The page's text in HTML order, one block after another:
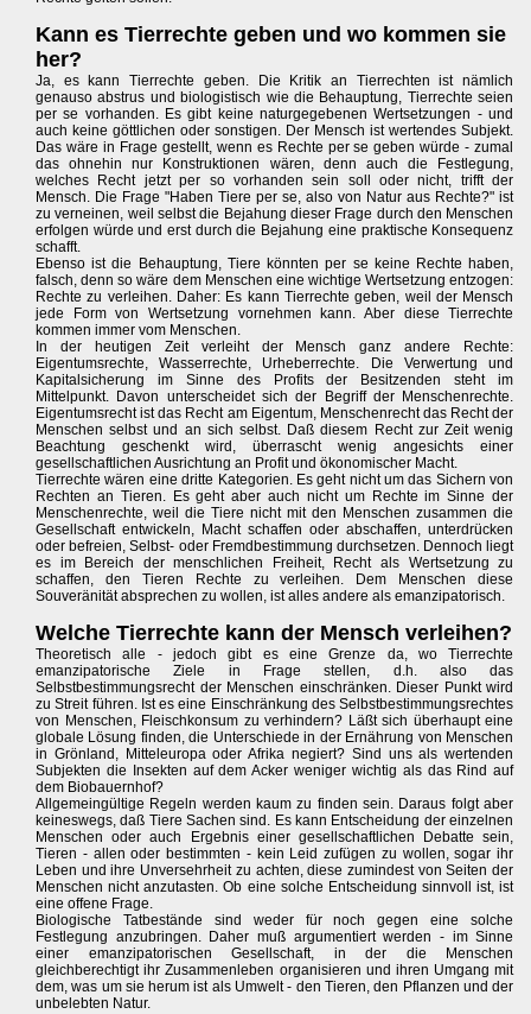
Kann es Tierrechte geben und wo kommen sie
her?
Ja, es kann Tierrechte geben. Die Kritik an Tierrechten ist nämlich
genauso abstrus und biologistisch wie die Behauptung, Tierrechte seien
per se vorhanden. Es gibt keine naturgegebenen Wertsetzungen - und
auch keine göttlichen oder sonstigen. Der Mensch ist wertendes Subjekt.
Das wäre in Frage gestellt, wenn es Rechte per se geben würde - zumal
das ohnehin nur Konstruktionen wären, denn auch die Festlegung,
welches Recht jetzt per so vorhanden sein soll oder nicht, trifft der
Mensch. Die Frage "Haben Tiere per se, also von Natur aus Rechte?" ist
zu verneinen, weil selbst die Bejahung dieser Frage durch den Menschen
erfolgen würde und erst durch die Bejahung eine praktische Konsequenz
schafft.
Ebenso ist die Behauptung, Tiere könnten per se keine Rechte haben,
falsch, denn so wäre dem Menschen eine wichtige Wertsetzung entzogen:
Rechte zu verleihen. Daher: Es kann Tierrechte geben, weil der Mensch
jede Form von Wertsetzung vornehmen kann. Aber diese Tierrechte
kommen immer vom Menschen.
In der heutigen Zeit verleiht der Mensch ganz andere Rechte:
Eigentumsrechte, Wasserrechte, Urheberrechte. Die Verwertung und
Kapitalsicherung im Sinne des Profits der Besitzenden steht im
Mittelpunkt. Davon unterscheidet sich der Begriff der Menschenrechte.
Eigentumsrecht ist das Recht am Eigentum, Menschenrecht das Recht der
Menschen selbst und an sich selbst. Daß diesem Recht zur Zeit wenig
Beachtung geschenkt wird, überrascht wenig angesichts einer
gesellschaftlichen Ausrichtung an Profit und ökonomischer Macht.
Tierrechte wären eine dritte Kategorien. Es geht nicht um das Sichern von
Rechten an Tieren. Es geht aber auch nicht um Rechte im Sinne der
Menschenrechte, weil die Tiere nicht mit den Menschen zusammen die
Gesellschaft entwickeln, Macht schaffen oder abschaffen, unterdrücken
oder befreien, Selbst- oder Fremdbestimmung durchsetzen. Dennoch liegt
es im Bereich der menschlichen Freiheit, Recht als Wertsetzung zu
schaffen, den Tieren Rechte zu verleihen. Dem Menschen diese
Souveränität absprechen zu wollen, ist alles andere als emanzipatorisch.
Welche Tierrechte kann der Mensch verleihen?
Theoretisch alle - jedoch gibt es eine Grenze da, wo Tierrechte
emanzipatorische Ziele in Frage stellen, d.h. also das
Selbstbestimmungsrecht der Menschen einschränken. Dieser Punkt wird
zu Streit führen. Ist es eine Einschränkung des Selbstbestimmungsrechtes
von Menschen, Fleischkonsum zu verhindern? Läßt sich überhaupt eine
globale Lösung finden, die Unterschiede in der Ernährung von Menschen
in Grönland, Mitteleuropa oder Afrika negiert? Sind uns als wertenden
Subjekten die Insekten auf dem Acker weniger wichtig als das Rind auf
dem Biobauernhof?
Allgemeingültige Regeln werden kaum zu finden sein. Daraus folgt aber
keineswegs, daß Tiere Sachen sind. Es kann Entscheidung der einzelnen
Menschen oder auch Ergebnis einer gesellschaftlichen Debatte sein,
Tieren - allen oder bestimmten - kein Leid zufügen zu wollen, sogar ihr
Leben und ihre Unversehrheit zu achten, diese zumindest von Seiten der
Menschen nicht anzutasten. Ob eine solche Entscheidung sinnvoll ist, ist
eine offene Frage.
Biologische Tatbestände sind weder für noch gegen eine solche
Festlegung anzubringen. Daher muß argumentiert werden - im Sinne
einer emanzipatorischen Gesellschaft, in der die Menschen
gleichberechtigt ihr Zusammenleben organisieren und ihren Umgang mit
dem, was um sie herum ist als Umwelt - den Tieren, den Pflanzen und der
unbelebten Natur.